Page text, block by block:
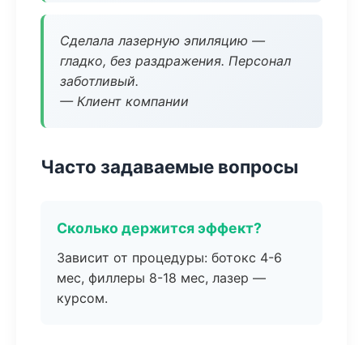
Сделала лазерную эпиляцию —
гладко, без раздражения. Персонал
заботливый.
— Клиент компании
Часто задаваемые вопросы
Сколько держится эффект?
Зависит от процедуры: ботокс 4-6
мес, филлеры 8-18 мес, лазер —
курсом.